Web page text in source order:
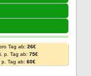
Tag ab: 26€
p. Tag ab: 75€
p. Tag ab: 60€